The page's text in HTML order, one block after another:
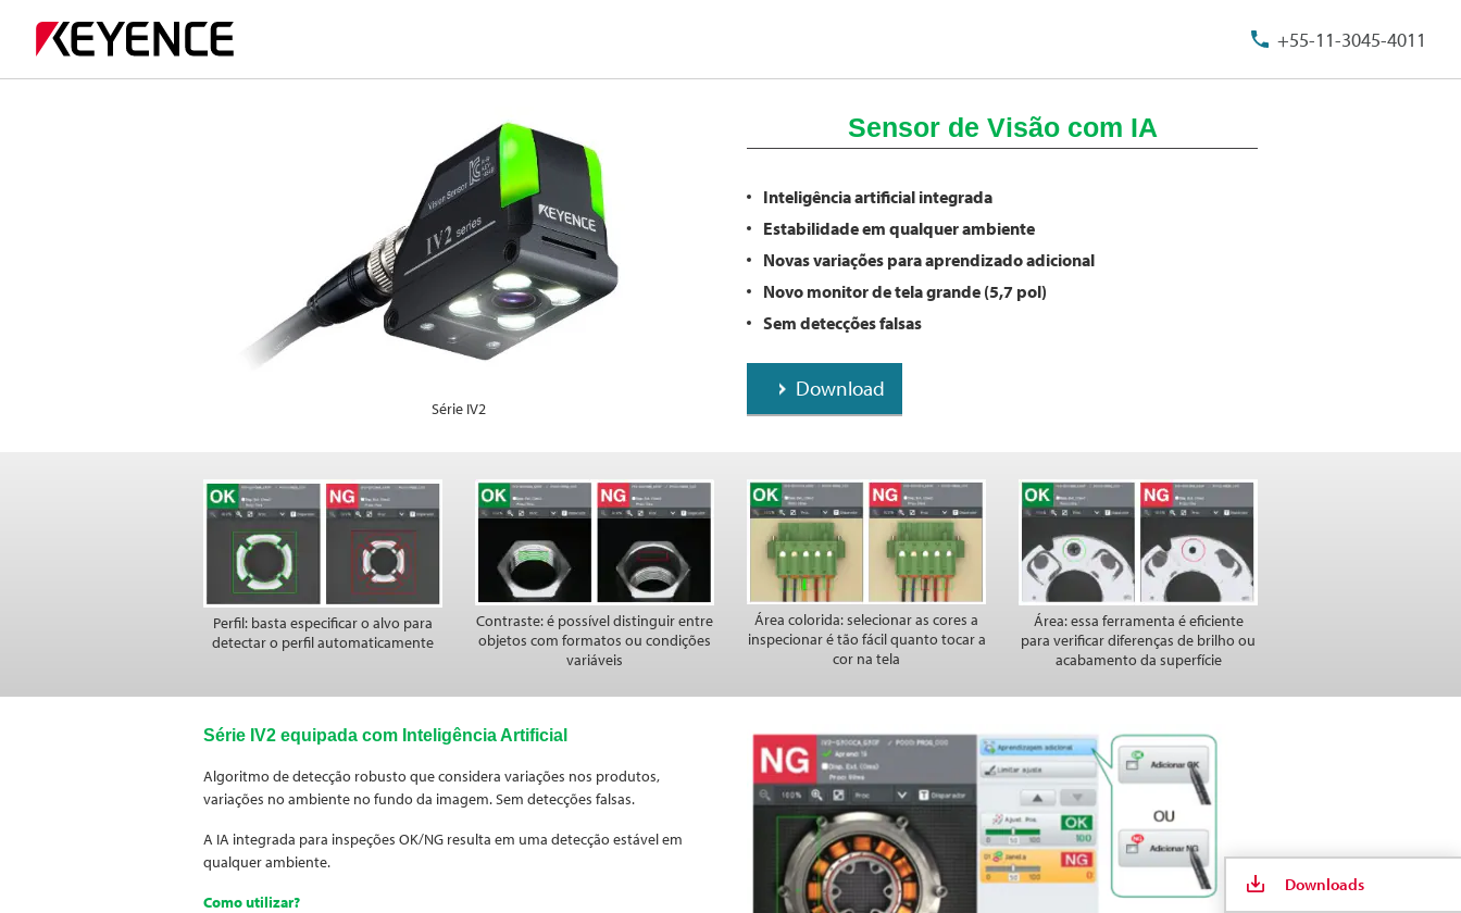
+55-11-3045-4011
Série IV2
Sensor de Visão com IA
Inteligência artificial integrada
Estabilidade em qualquer ambiente
Novas variações para aprendizado adicional
Novo monitor de tela grande (5,7 pol)
Sem detecções falsas
Download
Perfil: basta especificar o alvo para
detectar o perfil automaticamente
Contraste: é possível distinguir entre
objetos com formatos ou condições
variáveis
Área colorida: selecionar as cores a
inspecionar é tão fácil quanto tocar a
cor na tela
Área: essa ferramenta é eficiente
para verificar diferenças de brilho ou
acabamento da superfície
Série IV2 equipada com Inteligência Artificial
Algoritmo de detecção robusto que considera variações nos produtos,
variações no ambiente no fundo da imagem.Sem detecções falsas.
A IA integrada para inspeções OK/NG resulta em uma detecção estável em
qualquer ambiente.
Como utilizar?
Downloads